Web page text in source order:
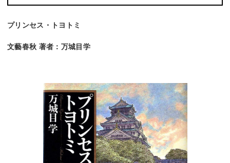
プリンセス・トヨトミ
文藝春秋 著者：万城目学